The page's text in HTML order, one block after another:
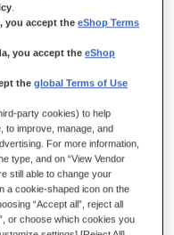
artículo
estándar en la posición
you accept theeShop Terms
you accept theeShop
theglobal Terms of Use
party cookies) to help
to improve, manage, and
For more information,
type, and on “View Vendor
still able to change your
a cookie-shaped icon on the
“Accept all”, reject all
or choose which cookies you